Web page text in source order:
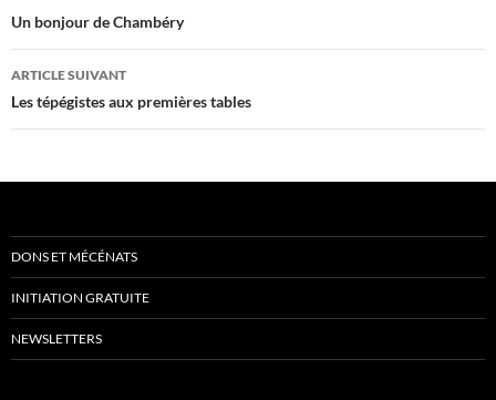
des
articles
Un bonjour de Chambéry
ARTICLE SUIVANT
Les tépégistes aux premières tables
DONS ET MÉCÉNATS
INITIATION GRATUITE
NEWSLETTERS